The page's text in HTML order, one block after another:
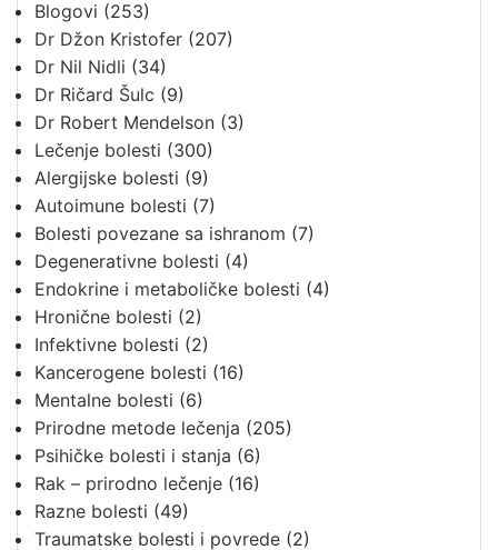
Blogovi (253)
Dr Džon Kristofer (207)
Dr Nil Nidli (34)
Dr Ričard Šulc (9)
Dr Robert Mendelson (3)
Lečenje bolesti (300)
Alergijske bolesti (9)
Autoimune bolesti (7)
Bolesti povezane sa ishranom (7)
Degenerativne bolesti (4)
Endokrine i metaboličke bolesti (4)
Hronične bolesti (2)
Infektivne bolesti (2)
Kancerogene bolesti (16)
Mentalne bolesti (6)
Prirodne metode lečenja (205)
Psihičke bolesti i stanja (6)
Rak – prirodno lečenje (16)
Razne bolesti (49)
Traumatske bolesti i povrede (2)